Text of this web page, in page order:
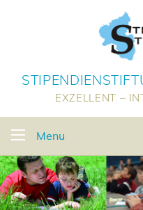
EXZELLENT –
Menu